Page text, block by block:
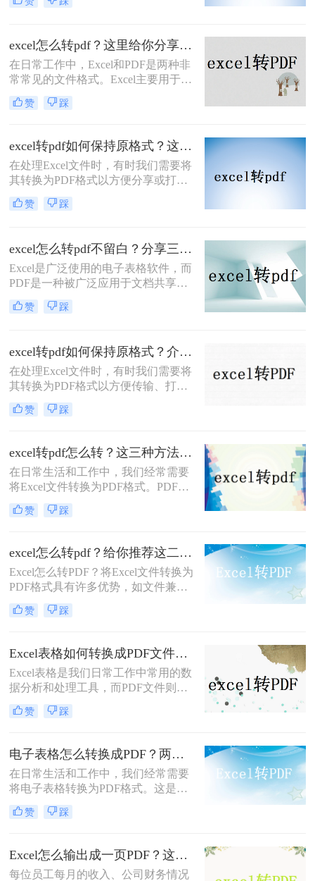
巧。
保存或分享，以确保表格的格式和内
PDF文件具有跨平台性、不可编辑性
和高清晰度等特点，使得它成为了一
种理想的文件格式。本文将详细介绍
excel表格怎样生成pdf文件，帮助大家
更好地完成相关操作。
excel怎么转pdf？这里给你分享这二种操作方法！
在日常工作中，Excel和PDF是两种非
常常见的文件格式。Excel主要用于数
据管理和分析，而PDF则因其不可编
辑和跨平台的特性，常用于文档分享
件转换为PDF格式，以便在不需要修
改内容的情况下分享或打印文档。本
文将指导您excel怎么转pdf，并介绍两
种常用的方法。
赞 踩
excel转pdf如何保持原格式？这三种方法原格式不丢失！
​在处理Excel文件时，有时我们需要将
其转换为PDF格式以方便分享或打
印。保持格式不变是转换过程中一个
重要的要求。那么excel转pdf如何保持
时保持原格式。
赞 踩
excel怎么转pdf不留白？分享三个简单而有效的方法！
Excel是广泛使用的电子表格软件，而
PDF是一种被广泛应用于文档共享和
打印的格式。所以，很多人都在寻找
将Excel文件转换成PDF文件的方法。
况。那么excel怎么转pdf不留白呢？在
本文中，我们将向您介绍三个简单而
有效的方法，让您能够快速将Excel文
件转换成PDF文件，而且不会出现任
何留白。
赞 踩
excel转pdf如何保持原格式？介绍三种方式！
在处理Excel文件时，有时我们需要将
其转换为PDF格式以方便传输、打印
或在线分享。但是，将Excel文件转换
为PDF时，可能会遇到格式变化或失
PDF时保持原格式，那么excel转pdf如
何保持原格式呢？本文将为您提供一
些有效的方法和技巧。
赞 踩
excel转pdf怎么转？这三种方法很好用！
在日常生活和工作中，我们经常需要
将Excel文件转换为PDF格式。PDF格
式的文件具有跨平台、跨设备的特
点，能够确保文档在不同环境下的一
呢？本文将为您介绍三种简单易行的
Excel转PDF方法。
赞 踩
excel怎么转pdf？给你推荐这二种方法！
Excel怎么转PDF？将Excel文件转换为
PDF格式具有许多优势，如文件兼容
性、保护文件内容等。本文将介绍两
种简便的Excel转PDF方法，并提供详
任务。
赞 踩
Excel表格如何转换成PDF文件？试试这二个办法！
Excel表格是我们日常工作中常用的数
据分析和处理工具，而PDF文件则是
一种跨平台、不可编辑的文档格式，
适用于在不同设备和操作系统间共享
为PDF文件，可以确保数据的完整性
和安全性，方便我们在不同环境下进
行查看和编辑。本文将详细介绍Excel
表格如何转换成PDF文件，下面一起
看看这些方法。
赞 踩
电子表格怎么转换成PDF？两种方法轻松学会！
在日常生活和工作中，我们经常需要
将电子表格转换为PDF格式。这是因
为PDF文件具有跨平台、不可编辑的
特点，能够确保表格内容的完整性和
PDF吗？很多人都不知道怎么转换，
所以小编今天就来给大家分享一下转
换方法。
赞 踩
Excel怎么输出成一页PDF？这三种方法可以解决！
每位员工每月的收入、公司财务情况